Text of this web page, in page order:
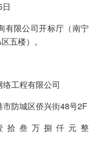
有限公司开标厅（南宁
五楼）。
工程有限公司
防城区侨兴街48号2F
拾叁万捌仟元整